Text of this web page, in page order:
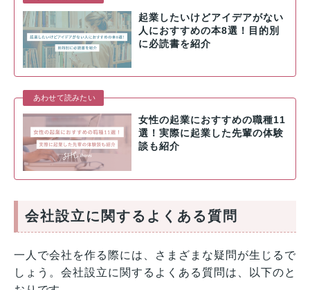
起業したいけどアイデアがない
人におすすめの本8選！目的別
に必読書を紹介
あわせて読みたい
女性の起業におすすめの職種11
選！実際に起業した先輩の体験
談も紹介
会社設立に関するよくある質問
一人で会社を作る際には、さまざまな疑問が生じるで
しょう。会社設立に関するよくある質問は、以下のと